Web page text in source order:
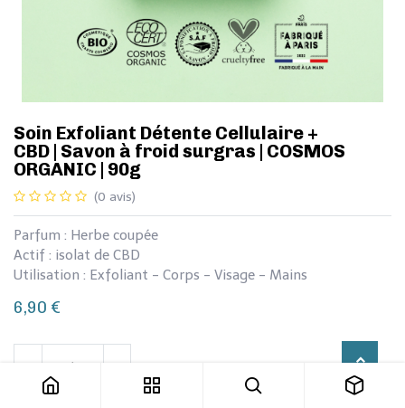
​​​​​Soin Exfoliant Détente Cellulaire +
CBD | Savon à froid surgras | COSMOS
ORGANIC | 90g
(0 avis)
Parfum : Herbe coupée
Actif : isolat de CBD
Utilisation : Exfoliant - Corps - Visage - Mains
6,90 €